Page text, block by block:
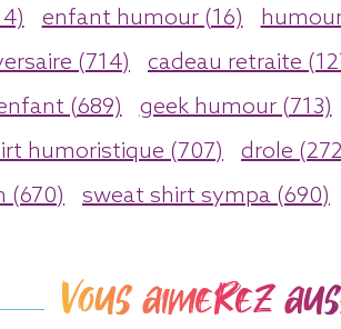
enfant humour (16)
(714) cadeau retraite
(689) geek humour (713)
humoristique (707) drole
(670) sweat shirt sympa (690)
Vous aimerez